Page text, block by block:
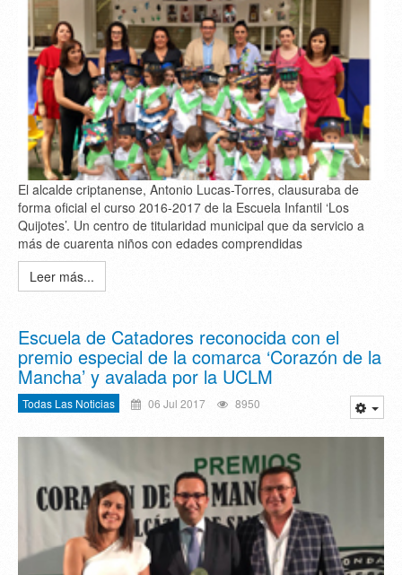
El alcalde criptanense, Antonio Lucas-Torres, clausuraba de
forma oficial el curso 2016-2017 de la Escuela Infantil ‘Los
Quijotes’. Un centro de titularidad municipal que da servicio a
más de cuarenta niños con edades comprendidas
Leer más...
Escuela de Catadores reconocida con el
premio especial de la comarca ‘Corazón de la
Mancha’ y avalada por la UCLM
Todas Las Noticias 06 Jul 2017 8950